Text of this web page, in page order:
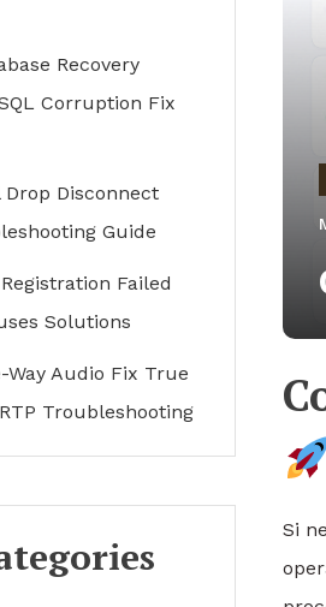
Si
Recovery
Corruption Fix
Drop Disconnect
Guide
Failed
Solutions
Way Audio Fix True
Troubleshooting